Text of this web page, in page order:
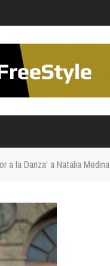
y Naturaleza
2026
2026
a la Danza’ a Natalia Medina